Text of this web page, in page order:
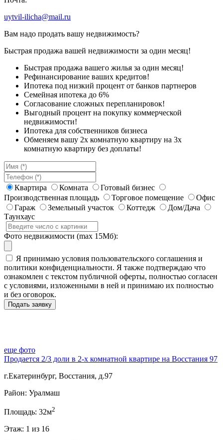
uytvil-ilicha@mail.ru
Вам надо продать вашу недвижимость?
Быстрая продажа вашей недвижимости за один месяц!
Быстрая продажа вашего жилья за один месяц!
Рефинансирование ваших кредитов!
Ипотека под низкий процент от банков партнеров
Семейная ипотека до 6%
Согласование сложных перепланировок!
Выгодный процент на покупку коммерческой
недвижимости!
Ипотека для собственников бизнеса
Обменяем вашу 2х комнатную квартиру на 3х
комнатную квартиру без доплаты!
Квартира Комната
Готовый бизнес
Производственная площадь
Торговое помещение
Офис
Гараж
Земельный участок Коттедж
Дом/Дача
Таунхаус
Фото недвижимости (max 15Мб):
Я принимаю условия пользовательского соглашения и
политики конфиденциальности. Я также подтверждаю что
ознакомлен с текстом публичной оферты, полностью согласен
с условиями, изложенными в ней и принимаю их полностью
и без оговорок.
еще фото
Продается 2/3 доли в 2-х комнатной квартире на Восстания 97
г.Екатеринбург, Восстания, д.97
Район: Уралмаш
Площадь: 32м2
Этаж: 1 из 16